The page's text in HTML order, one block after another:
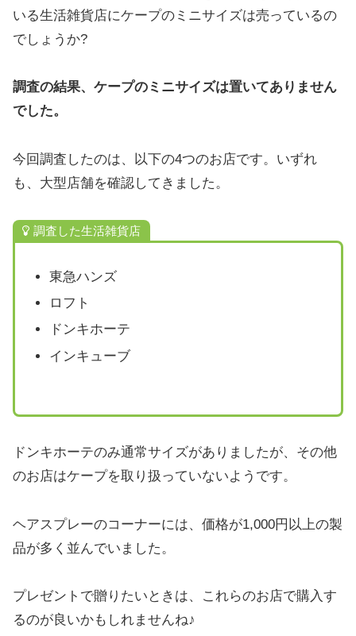
いる生活雑貨店にケープのミニサイズは売っているの
でしょうか?
調査の結果、ケープのミニサイズは置いてありません
でした。
今回調査したのは、以下の4つのお店です。いずれ
も、大型店舗を確認してきました。
調査した生活雑貨店
東急ハンズ
ロフト
ドンキホーテ
インキューブ
ドンキホーテのみ通常サイズがありましたが、その他
のお店はケープを取り扱っていないようです。
ヘアスプレーのコーナーには、価格が1,000円以上の製
品が多く並んでいました。
プレゼントで贈りたいときは、これらのお店で購入す
るのが良いかもしれませんね♪